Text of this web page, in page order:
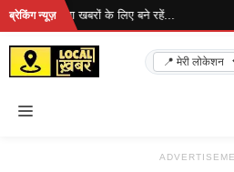
Skip
content
ब्रेकिंग न्यूज़
रहा है... ताज़ा खबरों के लिए बने रहें...
Menu